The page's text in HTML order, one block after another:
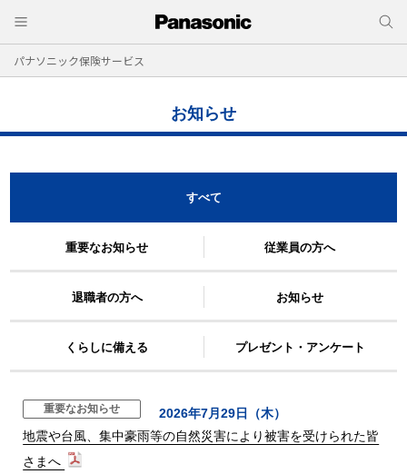
パナソニック保険サービス
お知らせ
すべて
重要なお知らせ 従業員の方へ
退職者の方へ お知らせ
くらしに備える プレゼント・アンケート
重要なお知らせ
2026年7月29日（木）
地震や台風、集中豪雨等の自然災害により被害を受けられた皆
さまへ